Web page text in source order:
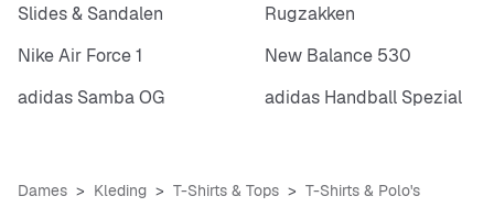
Slides & Sandalen
Rugzakken
Nike Air Force 1
New Balance 530
adidas Samba OG
adidas Handball Spezial
Dames Kleding T-Shirts & Tops T-Shirts & Polo's